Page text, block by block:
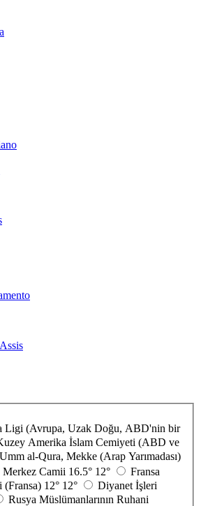
Ligi (Avrupa, Uzak Doğu, ABD'nin bir
Amerika İslam Cemiyeti (ABD ve
Umm al-Qura, Mekke (Arap Yarımadası)
Camii 16.5° 12°
Fransa
12° 12°
Diyanet İşleri
Rusya Müslümanlarının Ruhani